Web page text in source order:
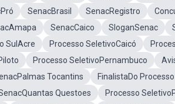
SenacBrasil SenacRegistro
SenacCaico SloganSenac
SulAcre Processo SeletivoCaicó
Processo SeletivoPernambuco
Tocantins FinalistaDo
Questoes Processo